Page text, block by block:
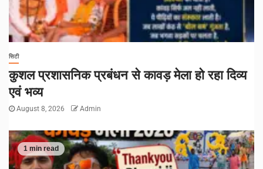
सिटी
कुशल प्रशासनिक प्रबंधन से कावड़ मेला हो रहा दिव्य
एवं भव्य
August 8, 2026 Admin
1 min read